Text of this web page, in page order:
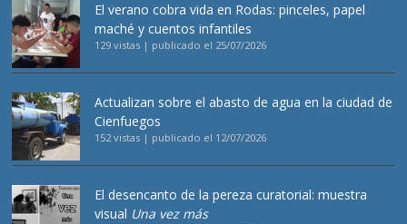
El verano cobra vida en Rodas: pinceles, papel
maché y cuentos infantiles
129 vistas | publicado el 25/07/2026
Actualizan sobre el abasto de agua en la ciudad de
Cienfuegos
152 vistas | publicado el 12/07/2026
El desencanto de la pereza curatorial: muestra
visual Una vez más